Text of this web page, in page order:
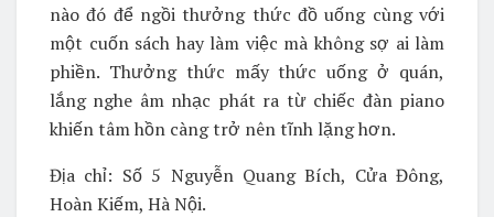
nào đó để ngồi thưởng thức đồ uống cùng với
một cuốn sách hay làm việc mà không sợ ai làm
phiền. Thưởng thức mấy thức uống ở quán,
lắng nghe âm nhạc phát ra từ chiếc đàn piano
khiến tâm hồn càng trở nên tĩnh lặng hơn.
Địa chỉ: Số 5 Nguyễn Quang Bích, Cửa Đông,
Hoàn Kiếm, Hà Nội.